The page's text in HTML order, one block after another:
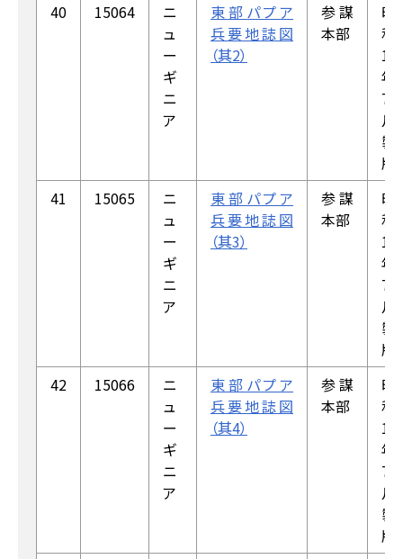
40
15064
ニ
ュ
ー
ギ
ニ
ア
東部パプア
兵要地誌図
（其2）
参謀
本部
昭
和
18
年
7
月
製
版
41
15065
ニ
ュ
ー
ギ
ニ
ア
東部パプア
兵要地誌図
（其3）
参謀
本部
昭
和
18
年
7
月
製
版
42
15066
ニ
ュ
ー
ギ
ニ
ア
東部パプア
兵要地誌図
（其4）
参謀
本部
昭
和
18
年
7
月
製
版